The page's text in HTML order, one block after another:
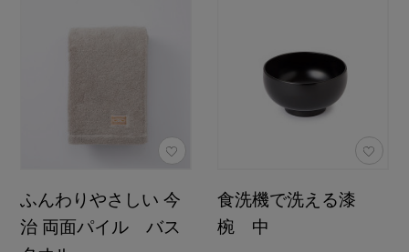
ふんわりやさしい 今
治 両面パイル バス
食洗機で洗える漆
椀 中